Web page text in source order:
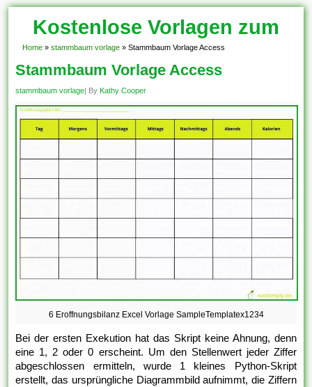
Kostenlose Vorlagen zum
Download!
Home » stammbaum vorlage » Stammbaum Vorlage Access
Stammbaum Vorlage Access
stammbaum vorlage| By Kathy Cooper
6 Eroffnungsbilanz Excel Vorlage SampleTemplatex1234
Bei der ersten Exekution hat das Skript keine Ahnung, denn
eine 1, 2 oder 0 erscheint. Um den Stellenwert jeder Ziffer
abgeschlossen ermitteln, wurde 1 kleines Python-Skript
erstellt, das ursprüngliche Diagrammbild aufnimmt, die Ziffern